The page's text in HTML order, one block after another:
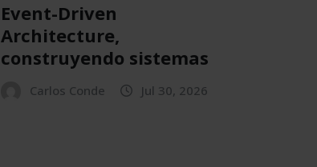
Event-Driven
Architecture,
construyendo sistemas
Carlos Conde Jul 30, 2026